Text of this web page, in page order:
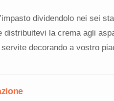
dividendolo nei sei
distribuitevi la crema agli
decorando a vostro